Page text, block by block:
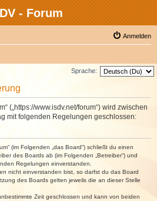
- Forum
Anmelden
Sprache:
(„https://www.isdv.net/forum“) wird zwischen
mit folgenden Regelungen geschlossen:
(im Folgenden „das Board“) schließt du einen
des Boards ab (im Folgenden „Betreiber“) und
Regelungen einverstanden.
nicht einverstanden bist, so darfst du das Board
des Boards gelten jeweils die an dieser Stelle
Zeit geschlossen und kann von beiden